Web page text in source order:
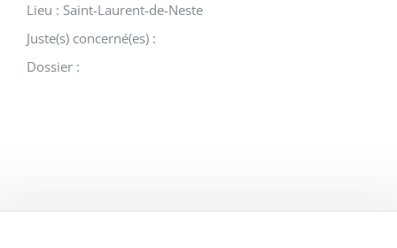
Lieu : Saint-Laurent-de-Neste
Juste(s) concerné(es) :
Dossier :